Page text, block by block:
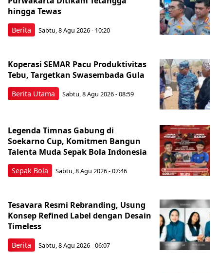
Berita
hingga Tewas
Sabtu, 8 Agu 2026 - 10:20
Berita Utama
Koperasi SEMAR Pacu Produktivitas
Tebu, Targetkan Swasembada Gula
Sabtu, 8 Agu 2026 - 08:59
Sepak Bola
Legenda Timnas Gabung di
Soekarno Cup, Komitmen Bangun
Talenta Muda Sepak Bola Indonesia
Sabtu, 8 Agu 2026 - 07:46
Berita
Tesavara Resmi Rebranding, Usung
Konsep Refined Label dengan Desain
Timeless
Sabtu, 8 Agu 2026 - 06:07